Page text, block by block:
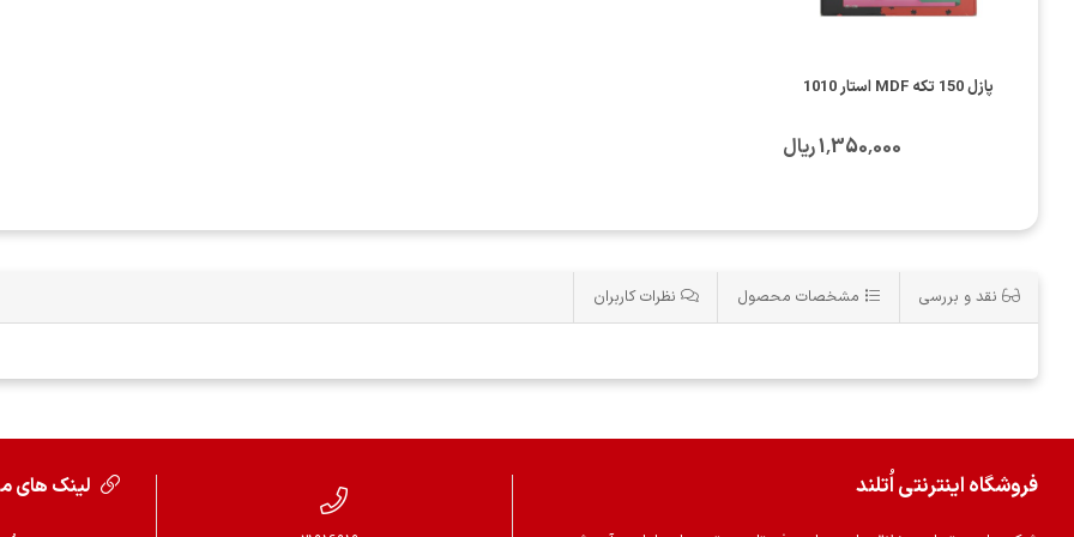
پازل 150 تکه MDF استار 1010
1٬350٬000 ریال
نقد و بررسی مشخصات محصول نظرات کاربران
فروشگاه اینترنتی اُتلند لینک های